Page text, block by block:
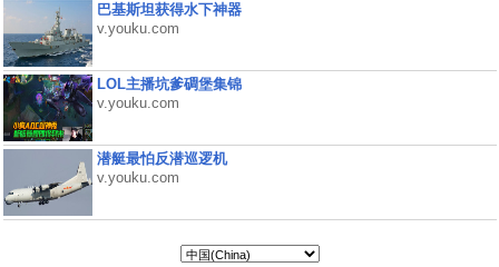
巴基斯坦获得水下神器
v.youku.com
LOL主播坑爹碉堡集锦
v.youku.com
潜艇最怕反潜巡逻机
v.youku.com